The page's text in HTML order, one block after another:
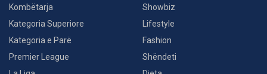
Kombëtarja
Kategoria Superiore
Kategoria e Parë
Premier League
Showbiz
Lifestyle
Fashion
Shëndeti